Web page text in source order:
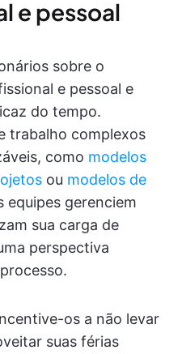
e pessoal
sobre o
e pessoal e
do tempo.
trabalho complexos
como modelos
ou modelos de
equipes gerenciem
sua carga de
perspectiva
os a não levar
suas férias